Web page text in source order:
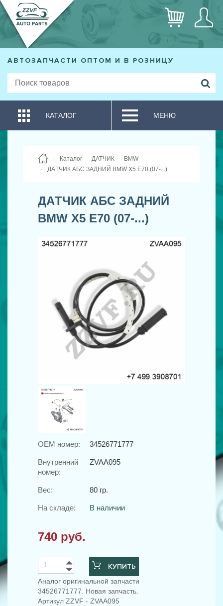
АВТОЗАПЧАСТИ ОПТОМ И В РОЗНИЦУ
КАТАЛОГ МЕНЮ
Каталог ДАТЧИК
BMW
ДAТЧИК АБС ЗАДНИЙ BMW X5 E70 (07-...)
ДAТЧИК АБС ЗАДНИЙ
BMW X5 E70 (07-...)
OEM номер: 34526771777
Внутренний
номер:
ZVAA095
Вес: 80 гр.
На складе: В наличии
740 руб.
КУПИТЬ
Аналог оригинальной запчасти
34526771777. Новая запчасть.
Артикул ZZVF - ZVAA095